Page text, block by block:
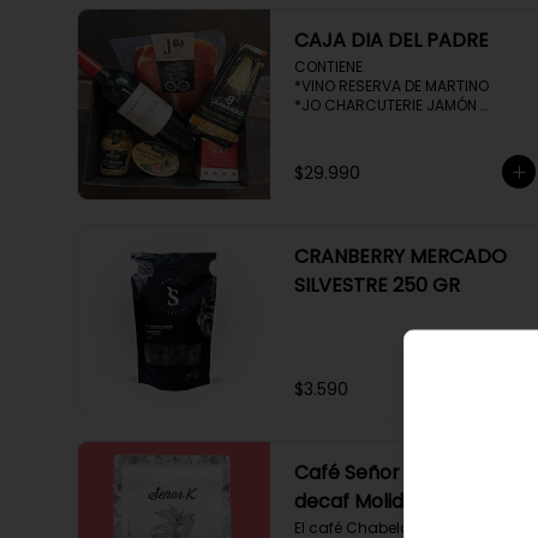
CAJA DIA DEL PADRE
CONTIENE
*VINO RESERVA DE MARTINO
*JO CHARCUTERIE JAMÓN
*HENAFF MOUSSE DE CANARD
*NAT CRACKERS PEQUEÑAS
$29.990
CRANBERRY MERCADO
SILVESTRE 250 GR
$3.590
Café Señor K Chabela
decaf Molido 250 gr
El café Chabela proveniente de